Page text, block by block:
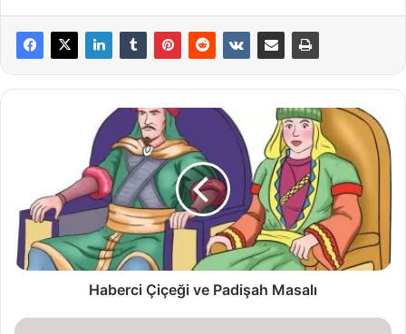
Haberci Çiçeği ve Padişah Masalı
Kahraman